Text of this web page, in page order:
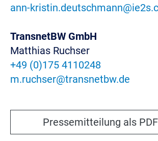
ann-
TransnetBW GmbH
Matthias Ruchser
+49 (0)175 4110248
m.ruchser@transnetbw.de
Pressemitteilung als PDF